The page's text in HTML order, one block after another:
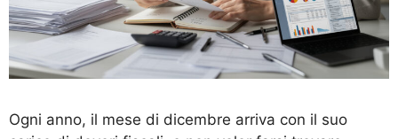
Ogni anno, il mese di dicembre arriva con il suo